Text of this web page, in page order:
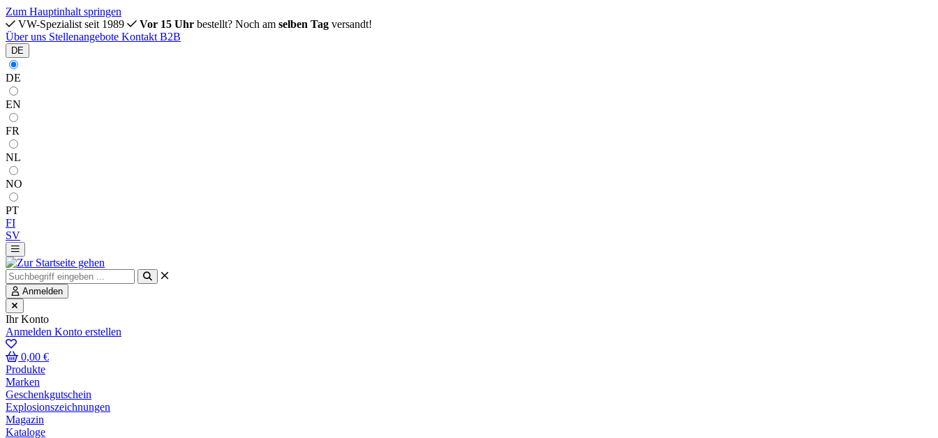
Zum Hauptinhalt springen
VW-Spezialist seit 1989
Vor 15 Uhr bestellt? Noch am selben Tag versandt!
Über uns Stellenangebote Kontakt B2B
DE
DE
EN
FR
NL
NO
PT
FI
SV
Anmelden
Ihr Konto
Anmelden Konto erstellen
0,00 €
Produkte
Marken
Geschenkgutschein
Explosionszeichnungen
Magazin
Kataloge